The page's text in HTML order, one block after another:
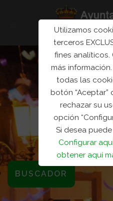
Utilizamos
terceros
fines analíticos.
más
todas las
botón “Aceptar”
rechazar su
opción
Si desea puede
Configurar
obtener aquí
BUSCADOR